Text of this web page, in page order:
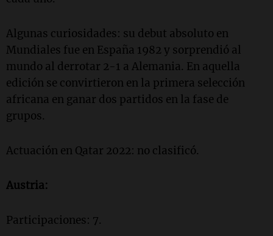
Algunas curiosidades: su debut absoluto en
Mundiales fue en España 1982 y sorprendió al
mundo al derrotar 2-1 a Alemania. En aquella
edición se convirtieron en la primera selección
africana en ganar dos partidos en la fase de
grupos.
Actuación en Qatar 2022: no clasificó.
Austria:
Participaciones: 7.